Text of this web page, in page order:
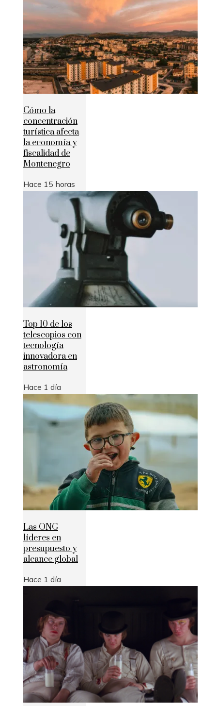
Cómo la
concentración
turística afecta
la economía y
fiscalidad de
Montenegro
Hace 15 horas
Top 10 de los
telescopios con
tecnología
innovadora en
astronomía
Hace 1 día
Las ONG
líderes en
presupuesto y
alcance global
Hace 1 día